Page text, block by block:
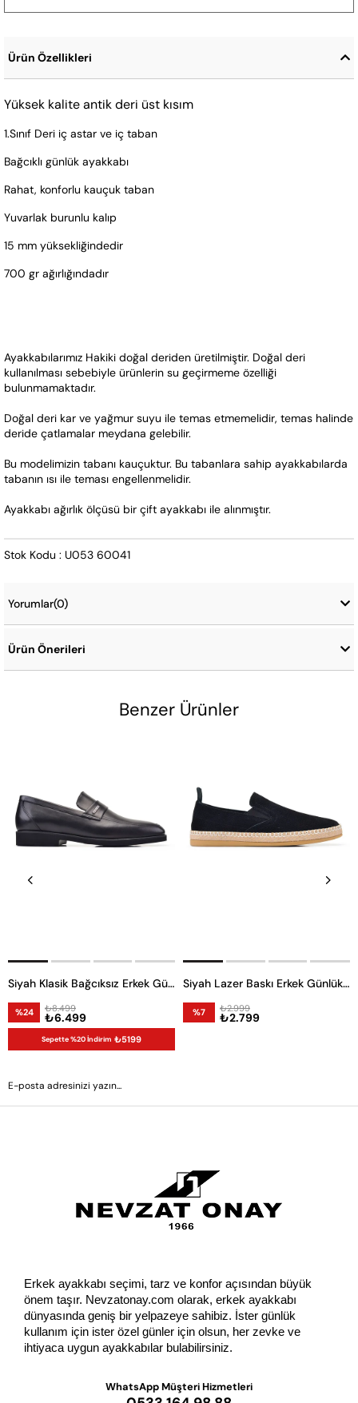
Ürün Özellikleri
Yüksek kalite antik deri üst kısım
1.Sınıf Deri iç astar ve iç taban
Bağcıklı günlük ayakkabı
Rahat, konforlu kauçuk taban
Yuvarlak burunlu kalıp
15 mm yüksekliğindedir
700 gr ağırlığındadır
Ayakkabılarımız Hakiki doğal deriden üretilmiştir. Doğal deri
kullanılması sebebiyle ürünlerin su geçirmeme özelliği
bulunmamaktadır.
Doğal deri kar ve yağmur suyu ile temas etmemelidir, temas halinde
deride çatlamalar meydana gelebilir.
Bu modelimizin tabanı kauçuktur. Bu tabanlara sahip ayakkabılarda
tabanın ısı ile teması engellenmelidir.
Ayakkabı ağırlık ölçüsü bir çift ayakkabı ile alınmıştır.
Stok Kodu : U053 60041
Yorumlar(0)
Ürün Önerileri
Benzer Ürünler
Siyah Klasik Bağcıksız Erkek Günlük Ayakkabı
%24 ₺6.499
₺8.499
Sepette %20 İndirim ₺5199
Siyah Lazer Baskı Erkek Günlük Ayakkabı
%7 ₺2.799
₺2.999
Erkek ayakkabı seçimi, tarz ve konfor açısından büyük
önem taşır. Nevzatonay.com olarak, erkek ayakkabı
dünyasında geniş bir yelpazeye sahibiz. İster günlük
kullanım için ister özel günler için olsun, her zevke ve
ihtiyaca uygun ayakkabılar bulabilirsiniz.
WhatsApp Müşteri Hizmetleri